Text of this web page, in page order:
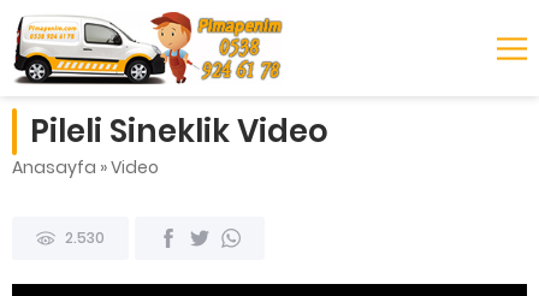
Pileli Sineklik Video
Anasayfa »Video
2.530